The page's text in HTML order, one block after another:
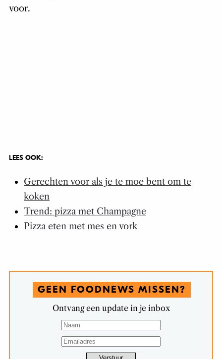
voor.
LEES OOK:
Gerechten voor als je te moe bent om te
koken
Trend: pizza met Champagne
Pizza eten met mes en vork
GEEN FOODNEWS MISSEN?
Ontvang een update in je inbox